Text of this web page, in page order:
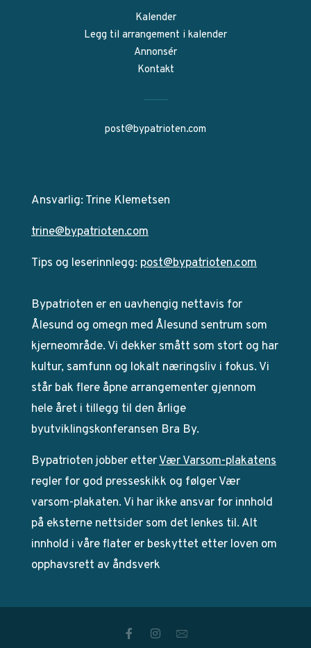
Kalender
Legg til arrangement i kalender
Annonsér
Kontakt
post@bypatrioten.com
Ansvarlig: Trine Klemetsen
trine@bypatrioten.com
Tips og leserinnlegg: post@bypatrioten.com
Bypatrioten er en uavhengig nettavis for
Ålesund og omegn med Ålesund sentrum som
kjerneområde. Vi dekker smått som stort og har
kultur, samfunn og lokalt næringsliv i fokus. Vi
står bak flere åpne arrangementer gjennom
hele året i tillegg til den årlige
byutviklingskonferansen Bra By.
Bypatrioten jobber etterVær Varsom-plakatens
regler for god presseskikk og følger Vær
varsom-plakaten. Vi har ikke ansvar for innhold
på eksterne nettsider som det lenkes til. Alt
innhold i våre flater er beskyttet etter loven om
opphavsrett av åndsverk